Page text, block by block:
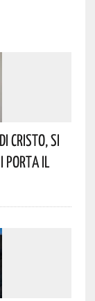
Cristo, Si
Porta Il